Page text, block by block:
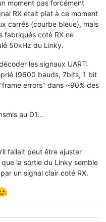
moment pas forcément
RX était plat à ce moment
carrés (courbe bleue), mais
fabriqués coté RX ne
50kHz du Linky.
les signaux UART:
(9600 bauds, 7bits, 1 bit
errors" dans ~90% des
au D1...
fallait peut être ajuster
la sortie du Linky semble
un signal clair coté RX.